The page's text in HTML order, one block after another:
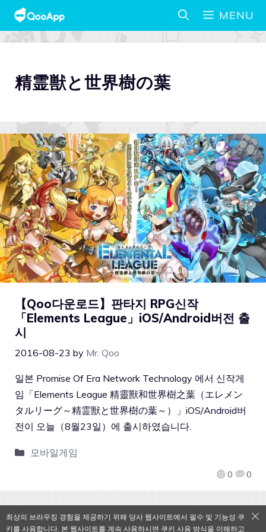
MENU
精霊獣と世界樹の葉
【Qoo다운로드】판타지 RPG신작
「Elements League」iOS/Android버전 출
시
2016-08-23 by Mr. Qoo
0 0
일본 Promise Of Era Network Technology 에서 신작게
임「Elements League 精靈獸和世界樹之葉（エレメン
タルリーグ～精霊獣と世界樹の葉～）」iOS/Android버
전이 오늘（8월23일）에 출시하였습니다.
모바일게임
최상의 브라우징 경험을 제공하기 위해 당사 웹사이트에서 필수 및 기능성 쿠
키를 사용합니다. 본 웹사이트를 계속 사용하시면 쿠키 사용 방식을 이해하고